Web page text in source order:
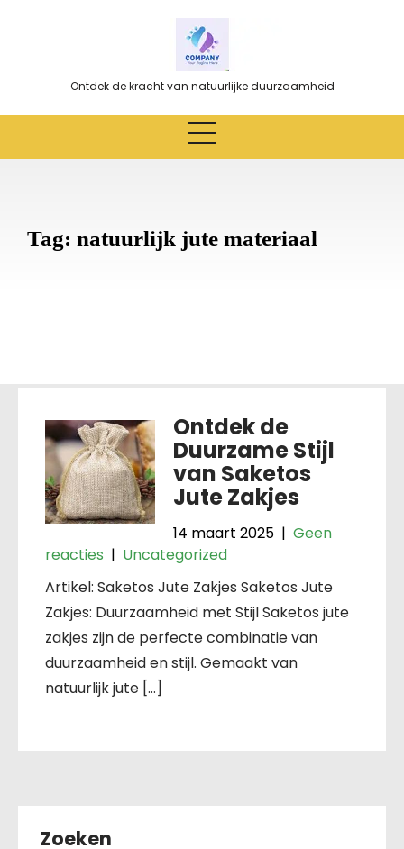
Ontdek de kracht van natuurlijke duurzaamheid
Tag: natuurlijk jute materiaal
Ontdek de
Duurzame Stijl
van Saketos
Jute Zakjes
14 maart 2025 | Geen
reacties | Uncategorized
Artikel: Saketos Jute Zakjes Saketos Jute
Zakjes: Duurzaamheid met Stijl Saketos jute
zakjes zijn de perfecte combinatie van
duurzaamheid en stijl. Gemaakt van
natuurlijk jute […]
Zoeken